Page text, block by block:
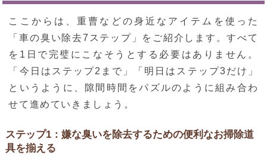
ここからは、重曹などの身近なアイテムを使った
「車の臭い除去7ステップ」をご紹介します。すべて
を1日で完璧にこなそうとする必要はありません。
「今日はステップ2まで」「明日はステップ3だけ」
というように、隙間時間をパズルのように組み合わ
せて進めていきましょう。
ステップ1：嫌な臭いを除去するための便利なお掃除道
具を揃える